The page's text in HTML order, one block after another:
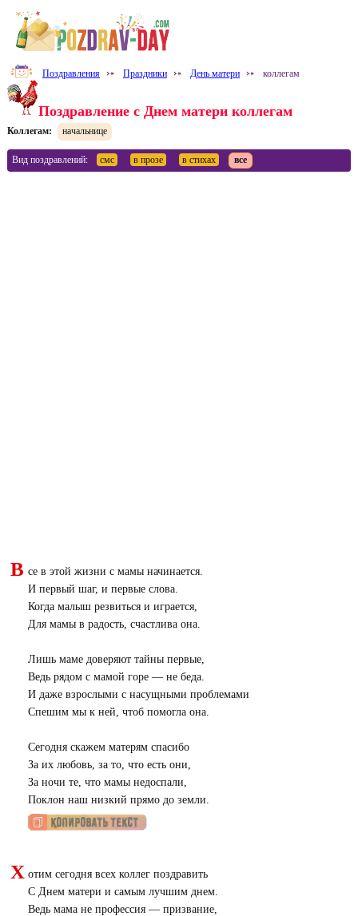
Поздравления ⤐ Праздники ⤐ День матери ⤐ коллегам
Поздравление с Днем матери коллегам
Коллегам: начальнице
Вид поздравлений: смс в прозе в стихах все
В се в этой жизни с мамы начинается.
И первый шаг, и первые слова.
Когда малыш резвиться и играется,
Для мамы в радость, счастлива она.
Лишь маме доверяют тайны первые,
Ведь рядом с мамой горе — не беда.
И даже взрослыми с насущными проблемами
Спешим мы к ней, чтоб помогла она.
Сегодня скажем матерям спасибо
За их любовь, за то, что есть они,
За ночи те, что мамы недоспали,
Поклон наш низкий прямо до земли.
Х отим сегодня всех коллег поздравить
С Днем матери и самым лучшим днем.
Ведь мама не профессия — призвание,